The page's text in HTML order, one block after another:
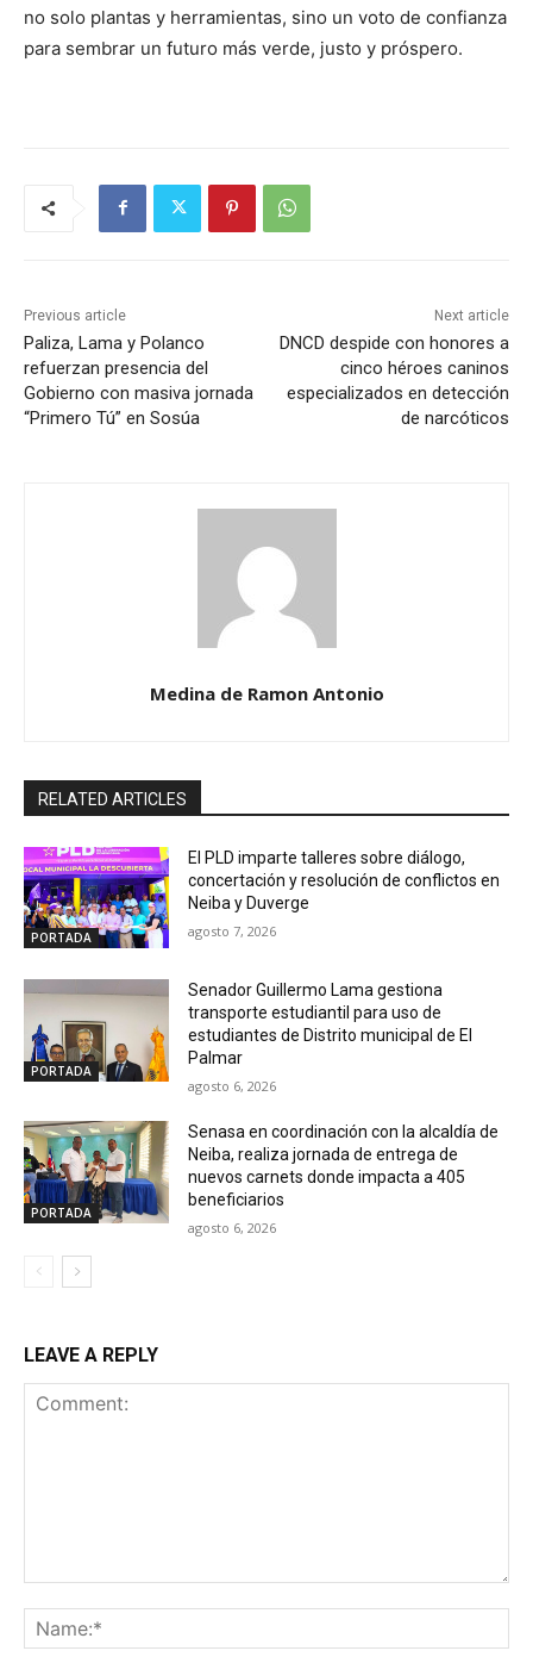
no solo plantas y herramientas, sino un voto de confianza
para sembrar un futuro más verde, justo y próspero.
Previous article
Paliza, Lama y Polanco
refuerzan presencia del
Gobierno con masiva jornada
“Primero Tú” en Sosúa
Next article
DNCD despide con honores a
cinco héroes caninos
especializados en detección
de narcóticos
Medina de Ramon Antonio
RELATED ARTICLES
PORTADA
El PLD imparte talleres sobre diálogo,
concertación y resolución de conflictos en
Neiba y Duverge
agosto 7, 2026
PORTADA
Senador Guillermo Lama gestiona
transporte estudiantil para uso de
estudiantes de Distrito municipal de El
Palmar
agosto 6, 2026
PORTADA
Senasa en coordinación con la alcaldía de
Neiba, realiza jornada de entrega de
nuevos carnets donde impacta a 405
beneficiarios
agosto 6, 2026
LEAVE A REPLY